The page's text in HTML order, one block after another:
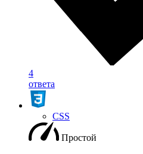
4
ответа
CSS
Простой